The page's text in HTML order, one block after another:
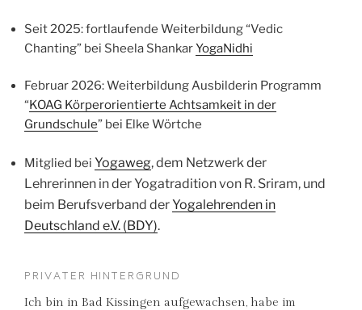
Seit 2025: fortlaufende Weiterbildung “Vedic
Chanting” bei Sheela ShankarYogaNidhi
Februar 2026: Weiterbildung Ausbilderin Programm
“KOAG Körperorientierte Achtsamkeit in der
Grundschule” bei Elke Wörtche
Mitglied bei Yogaweg, dem Netzwerk der
Lehrerinnen in der Yogatradition von R. Sriram, und
beim Berufsverband derYogalehrenden in
Deutschland e.V. (BDY).
PRIVATER HINTERGRUND
Ich bin in Bad Kissingen aufgewachsen, habe im